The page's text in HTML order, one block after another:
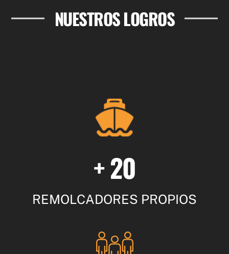
NUESTROS LOGROS
+ 20
REMOLCADORES PROPIOS